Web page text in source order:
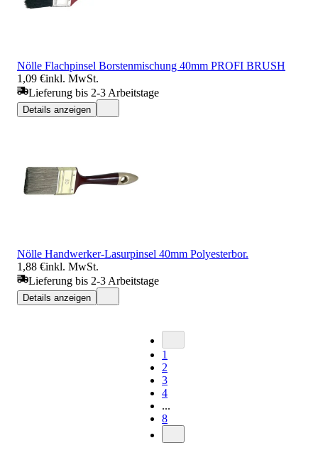
Nölle Flachpinsel Borstenmischung 40mm PROFI BRUSH
1,09 €inkl. MwSt.
Lieferung bis 2-3 Arbeitstage
Details anzeigen
Nölle Handwerker-Lasurpinsel 40mm Polyesterbor.
1,88 €inkl. MwSt.
Lieferung bis 2-3 Arbeitstage
Details anzeigen
1
2
3
4
...
8